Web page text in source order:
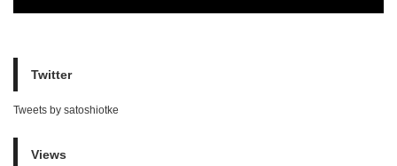
Twitter
Tweets by satoshiotke
Views